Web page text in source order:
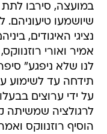
במועצה, סירבו
שיושמעו
נציגי האיגודים,
אמיר ואורי
לנו שלא ניפגע"
תידחה עד לשימוע
על ידי ערוצים
לרגולציה שמשיתה
הוסיף רוזנווקס